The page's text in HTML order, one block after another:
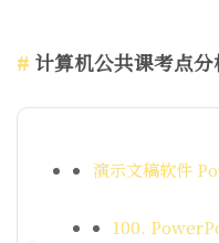
计算机公共课考点分
演示文稿软件
100.